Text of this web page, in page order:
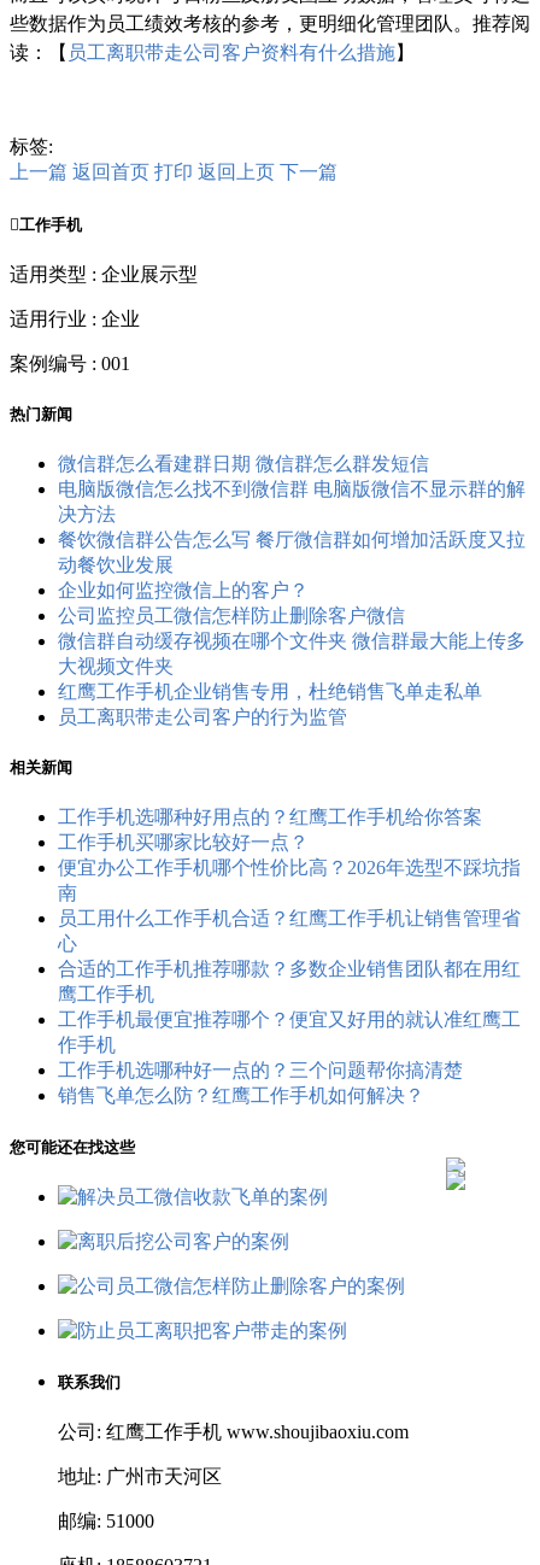
些数据作为员工绩效考核的参考，更明细化管理团队。推荐阅
读：【 员工离职带走公司客户资料有什么措施】
标签:
上一篇 返回首页 打印 返回上页 下一篇
工作手机
适用类型 : 企业展示型
适用行业 : 企业
案例编号 : 001
热门新闻
微信群怎么看建群日期 微信群怎么群发短信
电脑版微信怎么找不到微信群 电脑版微信不显示群的解
决方法
餐饮微信群公告怎么写 餐厅微信群如何增加活跃度又拉
动餐饮业发展
企业如何监控微信上的客户？
公司监控员工​微信怎样防止删除客户微信
微信群自动缓存视频在哪个文件夹 微信群最大能上传多
大视频文件夹
红鹰工作手机企业销售专用，杜绝销售飞单走私单
员工离职带走公司客户的行为监管
相关新闻
工作手机选哪种好用点的？红鹰工作手机给你答案
工作手机买哪家比较好一点？
便宜办公工作手机哪个性价比高？2026年选型不踩坑指
南
员工用什么工作手机合适？红鹰工作手机让销售管理省
心
合适的工作手机推荐哪款？多数企业销售团队都在用红
鹰工作手机
工作手机最便宜推荐哪个？便宜又好用的就认准红鹰工
作手机
工作手机选哪种好一点的？三个问题帮你搞清楚
销售飞单怎么防？红鹰工作手机如何解决？
您可能还在找这些
联系我们
公司: 红鹰工作手机 www.shoujibaoxiu.com
地址: 广州市天河区
邮编: 51000